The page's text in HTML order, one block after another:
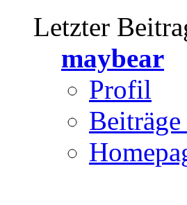
Letzter
maybear
Profil
Beiträge